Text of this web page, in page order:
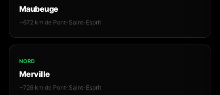
Maubeuge
~672 km de Pont-Saint-Esprit
NORD
Merville
~726 km de Pont-Saint-Esprit